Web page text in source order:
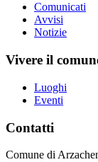
Comunicati
Avvisi
Notizie
Vivere il
Luoghi
Eventi
Contatti
Comune di